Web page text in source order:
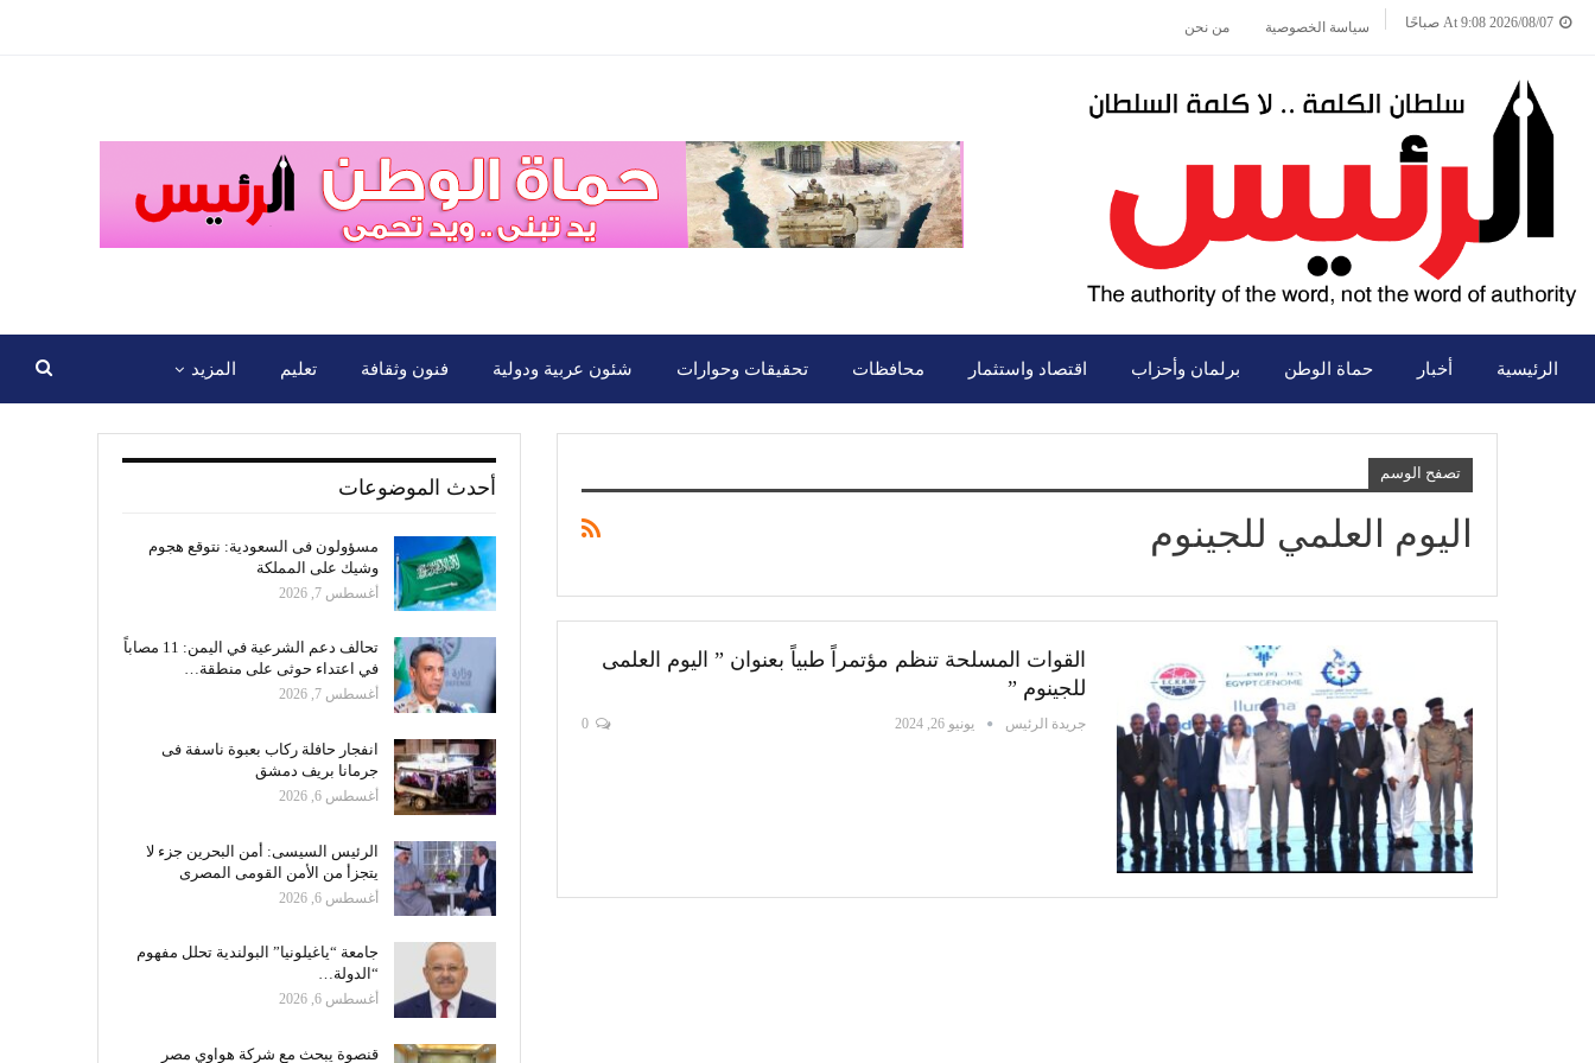
2026/08/07 At 9:08 صباحًا سياسة الخصوصية من نحن
الرئيسية أخبار حماة الوطن برلمان وأحزاب اقتصاد واستثمار محافظات تحقيقات وحوارات شئون عربية ودولية فنون وثقافة تعليم المزيد
تصفح الوسم
اليوم العلمي للجينوم
القوات المسلحة تنظم مؤتمراً طبياً بعنوان ” اليوم العلمى
للجينوم ”
جريدة الرئيس يونيو 26, 2024
أحدث الموضوعات
مسؤولون فى السعودية: نتوقع هجوم
وشيك على المملكة
أغسطس 7, 2026
تحالف دعم الشرعية في اليمن: 11 مصاباً
في اعتداء حوثى على منطقة…
أغسطس 7, 2026
انفجار حافلة ركاب بعبوة ناسفة فى
جرمانا بريف دمشق
أغسطس 6, 2026
الرئيس السيسى: أمن البحرين جزء لا
يتجزأ من الأمن القومى المصرى
أغسطس 6, 2026
جامعة “ياغيلونيا” البولندية تحلل مفهوم
“الدولة…
أغسطس 6, 2026
قنصوة يبحث مع شركة هواوي مصر